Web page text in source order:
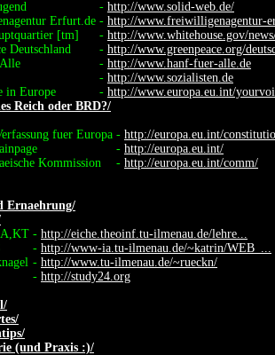
- http://www.solid-web.de/
Erfurt.de - http://www.freiwilligenagentur-
[tm] - http://www.whitehouse.gov/
Deutschland - http://www.greenpeace.org/
- http://www.hanf-fuer-alle.de
- http://www.sozialisten.de
in Europe - http://www.europa.eu.int/
Reich oder BRD?/
fuer Europa - http://europa.eu.int/
- http://europa.eu.int/
Kommission - http://europa.eu.int/comm/
Ernaehrung/
- http://eiche.theoinf.tu-ilmenau.de/lehre...
- http://www-ia.tu-ilmenau.de/~katrin/WEB_...
- http://www.tu-ilmenau.de/~rueckn/
- http://study24.org
(und Praxis :)/